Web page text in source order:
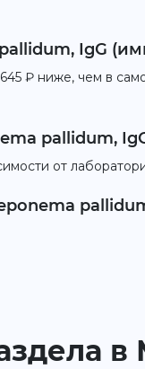
IgG
₽ ниже, чем в
pallidum,
от
в